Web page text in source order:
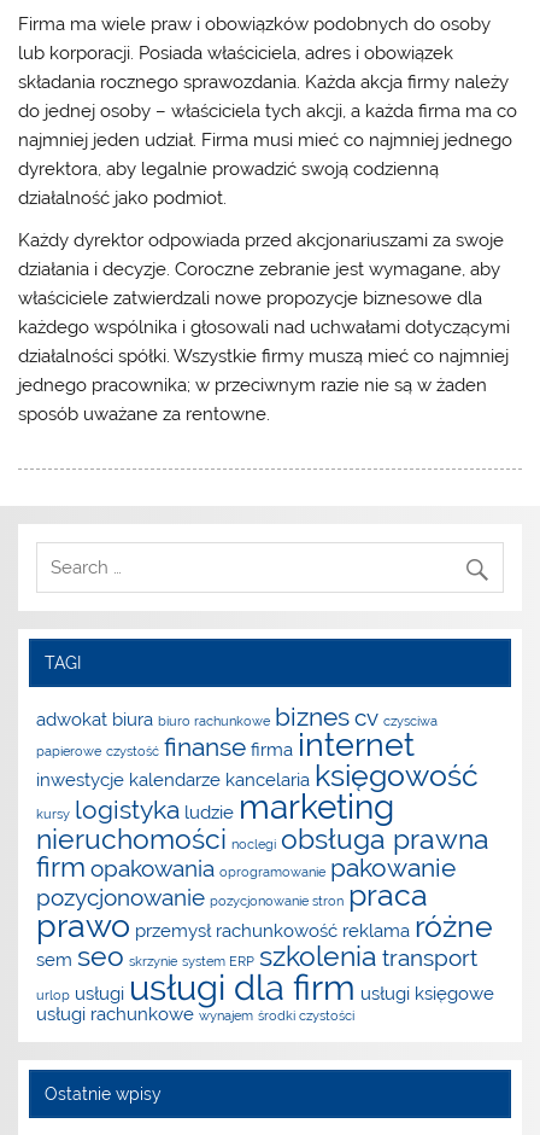
Firma ma wiele praw i obowiązków podobnych do osoby
lub korporacji. Posiada właściciela, adres i obowiązek
składania rocznego sprawozdania. Każda akcja firmy należy
do jednej osoby – właściciela tych akcji, a każda firma ma co
najmniej jeden udział. Firma musi mieć co najmniej jednego
dyrektora, aby legalnie prowadzić swoją codzienną
działalność jako podmiot.
Każdy dyrektor odpowiada przed akcjonariuszami za swoje
działania i decyzje. Coroczne zebranie jest wymagane, aby
właściciele zatwierdzali nowe propozycje biznesowe dla
każdego wspólnika i głosowali nad uchwałami dotyczącymi
działalności spółki. Wszystkie firmy muszą mieć co najmniej
jednego pracownika; w przeciwnym razie nie są w żaden
sposób uważane za rentowne.
TAGI
adwokat biura biuro rachunkowe biznescv czysciwa
papierowe czystość finanse firma internet
inwestycje kalendarze kancelaria księgowość
kursy logistyka ludzie marketing
nieruchomości noclegi obsługa prawna
firm opakowania oprogramowanie pakowanie
pozycjonowanie pozycjonowanie stron praca
prawo przemysł rachunkowość reklama różne
sem seo skrzynie system ERP szkolenia transport
urlop usługi usługi dla firm usługi księgowe
usługi rachunkowe wynajem środki czystości
Ostatnie wpisy